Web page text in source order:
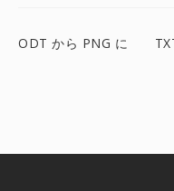
ODT から PNG に